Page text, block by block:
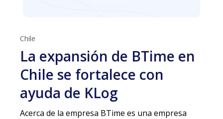
Chile
La expansión de BTime en
Chile se fortalece con
ayuda de KLog
Acerca de la empresa BTime es una empresa